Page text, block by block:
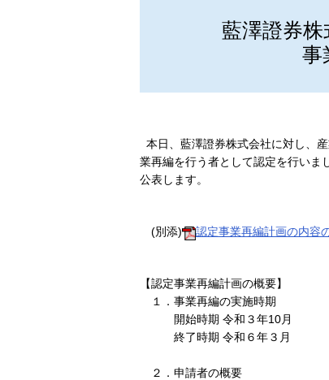
藍澤證券株
事
本日、藍澤證券株式会社に対し、
業再編を行う者として認定を行いま
公表します。
(別添) 認定事業再編計画の内容
【認定事業再編計画の概要】
１．事業再編の実施時期
開始時期 令和３年10月
終了時期 令和６年３月
２．申請者の概要